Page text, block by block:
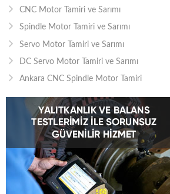
CNC Motor Tamiri ve Sarımı
Spindle Motor Tamiri ve Sarımı
Servo Motor Tamiri ve Sarımı
DC Servo Motor Tamiri ve Sarımı
Ankara CNC Spindle Motor Tamiri